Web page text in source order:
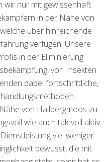
wir nur mit gewissenhaft
in der Nähe von
über hinreichende
verfügen. Unsere
in der Eliminierung
von Insekten
dabei fortschrittliche,
von Hallbergmoos zu
wie auch taktvoll aktiv
viel weniger
bewusst, die mit